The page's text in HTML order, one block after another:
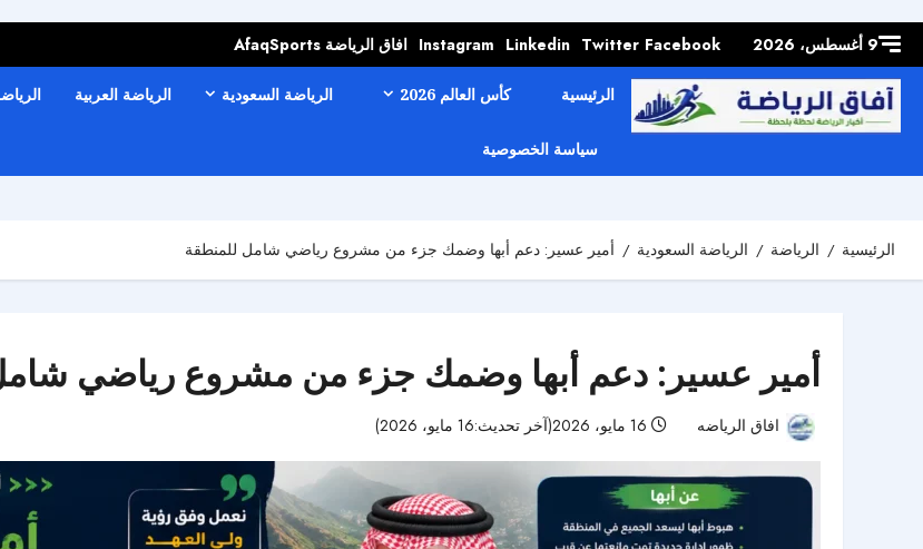
content9 أغسطس، 2026 Facebook
Twitter
Linkedin
Instagram افاق الرياضة AfaqSports
الرئيسية كأس العالم 2026 الرياضة السعودية الرياضة العربية
سياسة الخصوصية
الرئيسية الرياضة الرياضة السعودية أمير عسير: دعم أبها وضمك جزء من مشروع رياضي شامل للمنطقة
أمير عسير: دعم أبها وضمك جزء من مشروع رياضي
افاق الرياضه